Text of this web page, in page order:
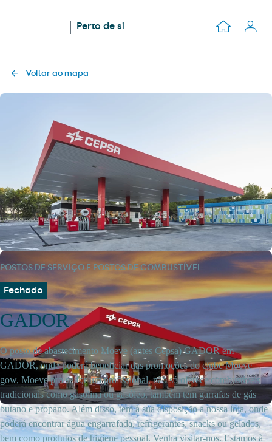
Perto de si
Voltar ao mapa
POSTOS DE SERVIÇO E POSTOS DE COMBUSTÍVEL
Fechado
GADOR
O posto de abastecimento Moeve (antes Cepsa) GADOR em
GADOR, onde poderá beneficiar das promoções do clube Moeve
gow, Moeve pro se for um profissional, não só oferece combustíveis
tradicionais como gasolina ou gasóleo, também tem garrafas de gás
butano e propano. Além disso, tem à sua disposição a nossa loja, onde
poderá encontrar água engarrafada, refrigerantes, snacks ou gelados,
bem como produtos de higiene pessoal. Venha visitar-nos. Estamos à